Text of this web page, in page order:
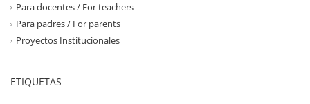
Para docentes / For teachers
Para padres / For parents
Proyectos Institucionales
ETIQUETAS